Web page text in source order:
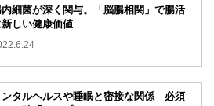
細菌が深く関与。
「脳腸相関」で腸活
新しい健康価値
ンタルヘルスや睡眠と密接な関係 必須